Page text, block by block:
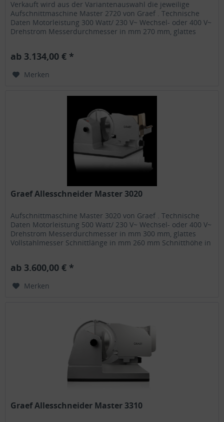
Verkauft wird aus der Variantenauswahl die jeweilige
Aufschnittmaschine Master 2720 von Graef . Technische
Daten Motorleistung 300 Watt/ 230 V~ Wechsel- oder 400 V~
Drehstrom Messerdurchmesser in mm 270 mm, glattes
ab 3.134,00 € *
Merken
Graef Allesschneider Master 3020
Aufschnittmaschine Master 3020 von Graef . Technische
Daten Motorleistung 500 Watt/ 230 V~ Wechsel- oder 400 V~
Drehstrom Messerdurchmesser in mm 300 mm, glattes
Vollstahlmesser Schnittlänge in mm 260 mm Schnitthöhe in
ab 3.600,00 € *
Merken
Graef Allesschneider Master 3310